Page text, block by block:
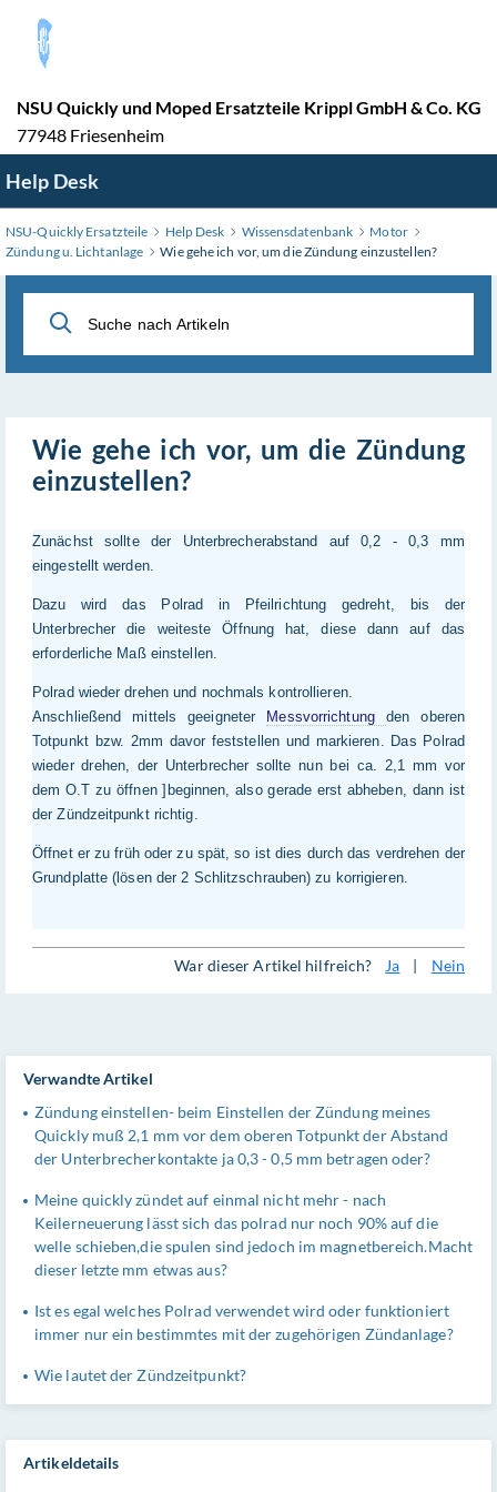
NSU Quickly und Moped Ersatzteile Krippl GmbH & Co. KG
77948 Friesenheim
Hauptinhalt
wechseln
Help Desk
NSU-Quickly Ersatzteile Help Desk Wissensdatenbank
Motor
Zündung u. Lichtanlage
Wie gehe ich vor, um die Zündung einzustellen?
Wie gehe ich vor, um die Zündung
einzustellen?
Zunächst sollte der Unterbrecherabstand auf 0,2 - 0,3 mm
eingestellt werden.
Dazu wird das Polrad in Pfeilrichtung gedreht, bis der
Unterbrecher die weiteste Öffnung hat, diese dann auf das
erforderliche Maß einstellen.
Polrad wieder drehen und nochmals kontrollieren.
Anschließend mittels geeigneter
Messvorrichtung den oberen
Totpunkt bzw. 2mm davor feststellen und markieren. Das Polrad
wieder drehen, der Unterbrecher sollte nun bei ca. 2,1 mm vor
dem O.T zu öffnen ]beginnen, also gerade erst abheben, dann ist
der Zündzeitpunkt richtig.
Öffnet er zu früh oder zu spät, so ist dies durch das verdrehen der
Grundplatte (lösen der 2 Schlitzschrauben) zu korrigieren.
War dieser Artikel hilfreich? Ja | Nein
Artikeldetails
Verwandte Artikel
Zündung einstellen- beim Einstellen der Zündung meines
Quickly muß 2,1 mm vor dem oberen Totpunkt der Abstand
der Unterbrecherkontakte ja 0,3 - 0,5 mm betragen oder?
Meine quickly zündet auf einmal nicht mehr - nach
Keilerneuerung lässt sich das polrad nur noch 90% auf die
welle schieben,die spulen sind jedoch im magnetbereich.Macht
dieser letzte mm etwas aus?
Ist es egal welches Polrad verwendet wird oder funktioniert
immer nur ein bestimmtes mit der zugehörigen Zündanlage?
Wie lautet der Zündzeitpunkt?